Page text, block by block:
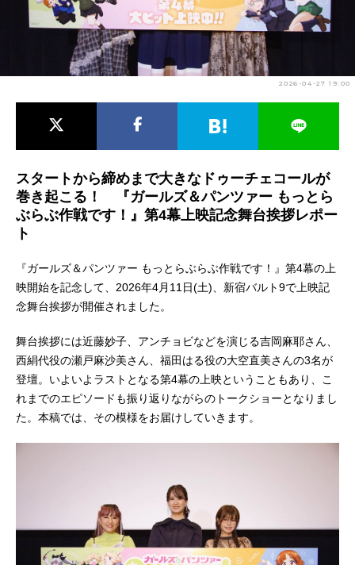
今期アニメ曜日別一覧
夏アニメ
男性声優/女性声優一覧
2026-04-27 19:00
スタートから締めまで大きなドゥーチェコールが
巻き起こる！ 『ガールズ＆パンツァー もっとら
ぶらぶ作戦です！』第4幕上映記念舞台挨拶レポー
ト
『ガールズ＆パンツァー もっとらぶらぶ作戦です！』第4幕の上
映開始を記念して、2026年4月11日(土)、新宿バルト9で上映記
念舞台挨拶が開催されました。
舞台挨拶には近藤妙子、アンチョビなどを演じる吉岡麻耶さん、
西絹代役の瀬戸麻沙美さん、福田はる役の大空直美さんの3名が
登壇。いよいよラストとなる第4幕の上映ということもあり、こ
れまでのエピソードも振り返りながらのトークショーとなりまし
た。本稿では、その模様をお届けしていきます。